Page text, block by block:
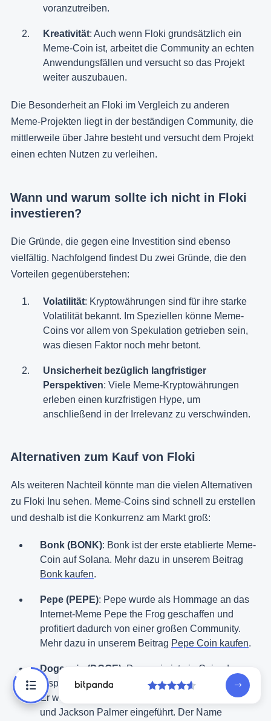
voranzutreiben.
Kreativität: Auch wenn Floki grundsätzlich ein
Meme-Coin ist, arbeitet die Community an echten
Anwendungsfällen und versucht so das Projekt
weiter auszubauen.
Die Besonderheit an Floki im Vergleich zu anderen
Meme-Projekten liegt in der beständigen Community, die
mittlerweile über Jahre besteht und versucht dem Projekt
einen echten Nutzen zu verleihen.
Wann und warum sollte ich nicht in Floki
investieren?
Die Gründe, die gegen eine Investition sind ebenso
vielfältig. Nachfolgend findest Du zwei Gründe, die den
Vorteilen gegenüberstehen:
Volatilität: Kryptowährungen sind für ihre starke
Volatilität bekannt. Im Speziellen könne Meme-
Coins vor allem von Spekulation getrieben sein,
was diesen Faktor noch mehr betont.
Unsicherheit bezüglich langfristiger
Perspektiven: Viele Meme-Kryptowährungen
erleben einen kurzfristigen Hype, um
anschließend in der Irrelevanz zu verschwinden.
Alternativen zum Kauf von Floki
Als weiteren Nachteil könnte man die vielen Alternativen
zu Floki Inu sehen. Meme-Coins sind schnell zu erstellen
und deshalb ist die Konkurrenz am Markt groß:
Bonk (BONK): Bonk ist der erste etablierte Meme-
Coin auf Solana. Mehr dazu in unserem Beitrag
Bonk kaufen.
Pepe (PEPE): Pepe wurde als Hommage an das
Internet-Meme Pepe the Frog geschaffen und
profitiert dadurch von einer großen Community.
Mehr dazu in unserem Beitrag Pepe Coin kaufen.
Dogecoin (DOGE) : Dogecoin ist ein Coin, der
ursprünglich als Parodie auf Bitcoin erstellt wurde.
Er wurde am 6. Dezember 2013 von Billy Markus
und Jackson Palmer eingeführt. Der Name